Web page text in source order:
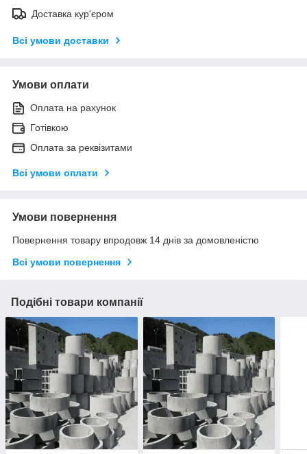
Доставка кур'єром
Всі умови доставки
Умови оплати
Оплата на рахунок
Готівкою
Оплата за реквізитами
Всі умови оплати
Умови повернення
Повернення товару впродовж 14 днів за домовленістю
Всі умови повернення
Подібні товари компанії